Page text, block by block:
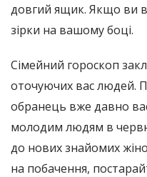
довгий ящик. Якщо ви
зірки на вашому боці.
Сімейний гороскоп
оточуючих вас людей.
обранець вже давно
молодим людям в
до нових знайомих
на побачення,